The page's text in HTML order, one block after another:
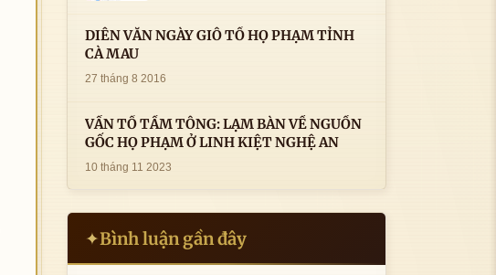
DIỄN VĂN NGÀY GIỖ TỔ HỌ PHẠM TỈNH
CÀ MAU
27 tháng 8 2016
VẤN TỔ TẦM TÔNG: LẠM BÀN VỀ NGUỒN
GỐC HỌ PHẠM Ở LINH KIỆT NGHỆ AN
10 tháng 11 2023
✦Bình luận gần đây